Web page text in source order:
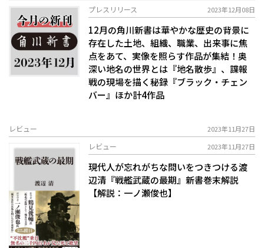
プレスリリース 2023年12月08日
12月の角川新書は華やかな歴史の背景に
存在した土地、組織、職業、出来事に焦
点をあて、実像を照らす作品が集結！奥
深い地名の世界とは『地名散歩』、諜報
戦の現場を描く秘録『ブラック・チェン
バー』ほか計4作品
レビュー 2023年11月27日
レビュー 2023年11月27日
現代人が忘れがちな問いをつきつける――渡
辺清『戦艦武蔵の最期』新書巻末解説
【解説：一ノ瀬俊也】